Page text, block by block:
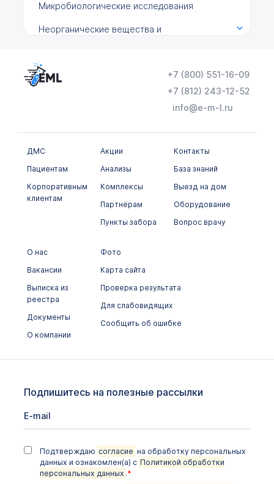
Микробиологические исследования
Неорганические вещества и
Общеклинические исследования
Химико-токсикологические исследования
Цитологические исследования
+7 (800) 551-16-09
+7 (812) 243-12-52
info@e-m-l.ru
ДМС
Пациентам
Корпоративным
клиентам
Акции
Анализы
Комплексы
Партнёрам
Пункты забора
Контакты
База знаний
Выезд на дом
Оборудование
Вопрос врачу
О нас
Вакансии
Выписка из
реестра
Документы
О компании
Фото
Карта сайта
Проверка результата
Для слабовидящих
Сообщить об ошибке
Подпишитесь на полезные рассылки
Подтверждаю согласие на обработку персональных
данных и ознакомлен(а) с Политикой обработки
персональных данных .*